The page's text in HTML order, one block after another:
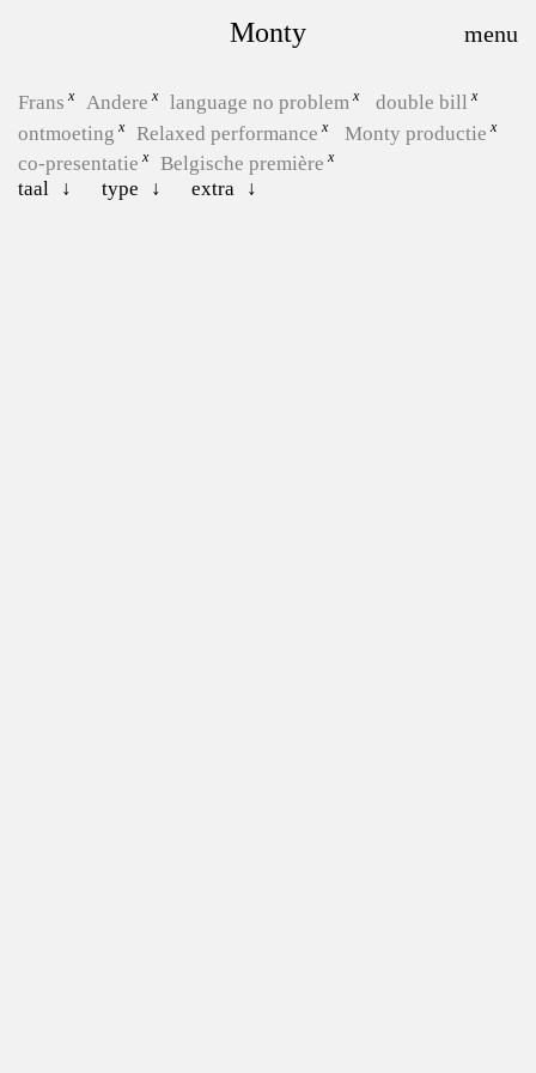
Monty
Frans Andere language no problem
double bill
ontmoeting
Relaxed performance
Monty productie
co-presentatie
Belgische première
taal
type extra